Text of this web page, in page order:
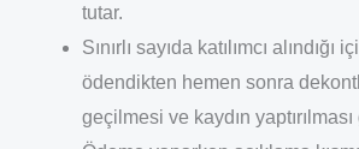
tutar.
Sınırlı sayıda katılımcı alındığı
ödendikten hemen sonra
geçilmesi ve kaydın